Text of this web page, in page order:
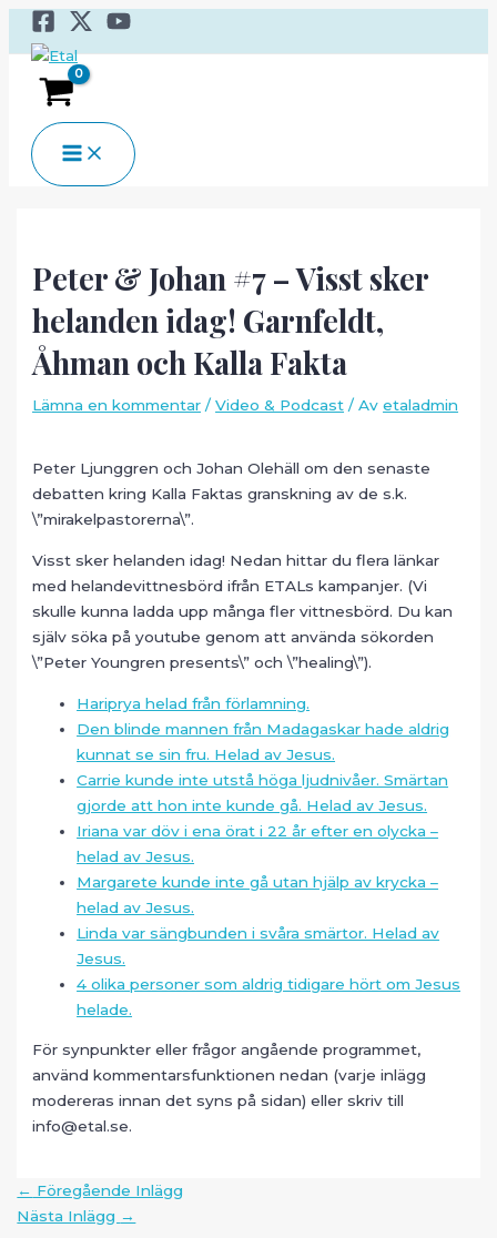
Hoppa
MAIN
MENU
Peter & Johan #7 – Visst sker
helanden idag! Garnfeldt,
Åhman och Kalla Fakta
Lämna en kommentar /Video & Podcast / Av etaladmin
Peter Ljunggren och Johan Olehäll om den senaste
debatten kring Kalla Faktas granskning av de s.k.
\”mirakelpastorerna\”.
Visst sker helanden idag! Nedan hittar du flera länkar
med helandevittnesbörd ifrån ETALs kampanjer. (Vi
skulle kunna ladda upp många fler vittnesbörd. Du kan
själv söka på youtube genom att använda sökorden
\”Peter Youngren presents\” och \”healing\”).
Hariprya helad från förlamning.
Den blinde mannen från Madagaskar hade aldrig
kunnat se sin fru. Helad av Jesus.
Carrie kunde inte utstå höga ljudnivåer. Smärtan
gjorde att hon inte kunde gå. Helad av Jesus.
Iriana var döv i ena örat i 22 år efter en olycka –
helad av Jesus.
Margarete kunde inte gå utan hjälp av krycka –
helad av Jesus.
Linda var sängbunden i svåra smärtor. Helad av
Jesus.
4 olika personer som aldrig tidigare hört om Jesus
helade.
För synpunkter eller frågor angående programmet,
använd kommentarsfunktionen nedan (varje inlägg
modereras innan det syns på sidan) eller skriv till
info@etal.se.
Inläggsnavigering
← Föregående Inlägg
Nästa Inlägg →